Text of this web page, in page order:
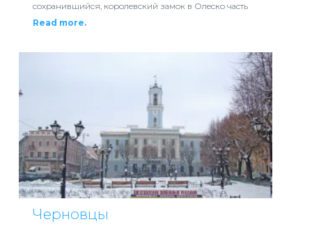
сохранившийся, королевский замок в Олеско часть
Read more.
Черновцы